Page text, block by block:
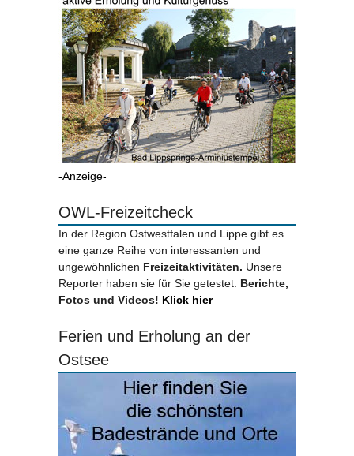
-Anzeige-
OWL-Freizeitcheck
In der Region Ostwestfalen und Lippe gibt es
eine ganze Reihe von interessanten und
ungewöhnlichen Freizeitaktivitäten. Unsere
Reporter haben sie für Sie getestet. Berichte,
Fotos und Videos! Klick hier
Ferien und Erholung an der
Ostsee